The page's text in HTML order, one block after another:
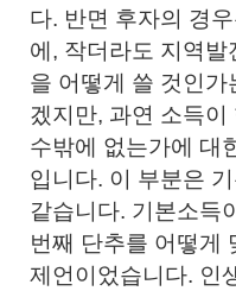
다. 반면 후자의 경
에, 작더라도 지역
을 어떻게 쓸 것인가
겠지만, 과연 소득이
수밖에 없는가에 대
입니다. 이 부분은
같습니다. 기본소득
번째 단추를 어떻게
제언이었습니다. 인